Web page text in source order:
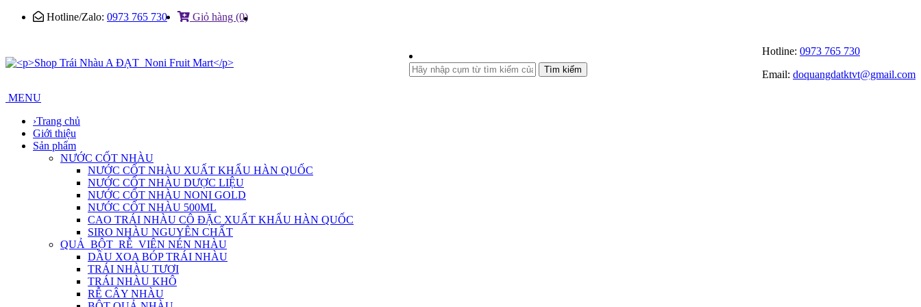
Hotline/Zalo: 0973 765 730 Giỏ hàng (0)
Tìm kiếm
Hotline: 0973 765 730
Email: doquangdatktvt@gmail.com
MENU
›Trang chủ
Giới thiệu
Sản phẩm
NƯỚC CỐT NHÀU
NƯỚC CỐT NHÀU XUẤT KHẨU HÀN QUỐC
NƯỚC CỐT NHÀU DƯỢC LIỆU
NƯỚC CỐT NHÀU NONI GOLD
NƯỚC CỐT NHÀU 500ML
CAO TRÁI NHÀU CÔ ĐẶC XUẤT KHẨU HÀN QUỐC
SIRO NHÀU NGUYÊN CHẤT
QUẢ_BỘT_RỄ_VIÊN NÉN NHÀU
DẦU XOA BÓP TRÁI NHÀU
TRÁI NHÀU TƯƠI
TRÁI NHÀU KHÔ
RỄ CÂY NHÀU